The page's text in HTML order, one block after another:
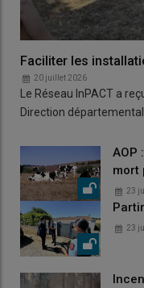
Faciliter les
20 juillet 2026
Le Réseau InPACT a
Direction
AOP
mort
23
23